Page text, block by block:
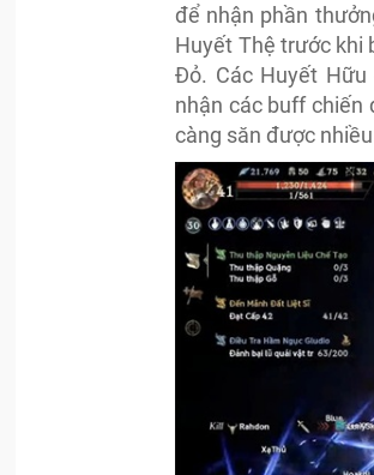
để nhận phần
Huyết Thệ trước khi
Đỏ. Các Huyết Hữu
nhận các buff chiến
càng săn được